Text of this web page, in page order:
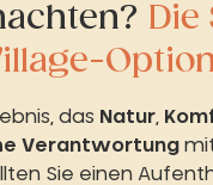
Die
Option
das Natur,
Verantwortung
Sie einen